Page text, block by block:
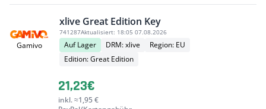
Gamivo
xlive Great Edition Key
741287Aktualisiert: 18:05 07.08.2026
Auf Lager DRM: xlive
Region: EU
Edition: Great Edition
21,23€
inkl. ≈1,95 €